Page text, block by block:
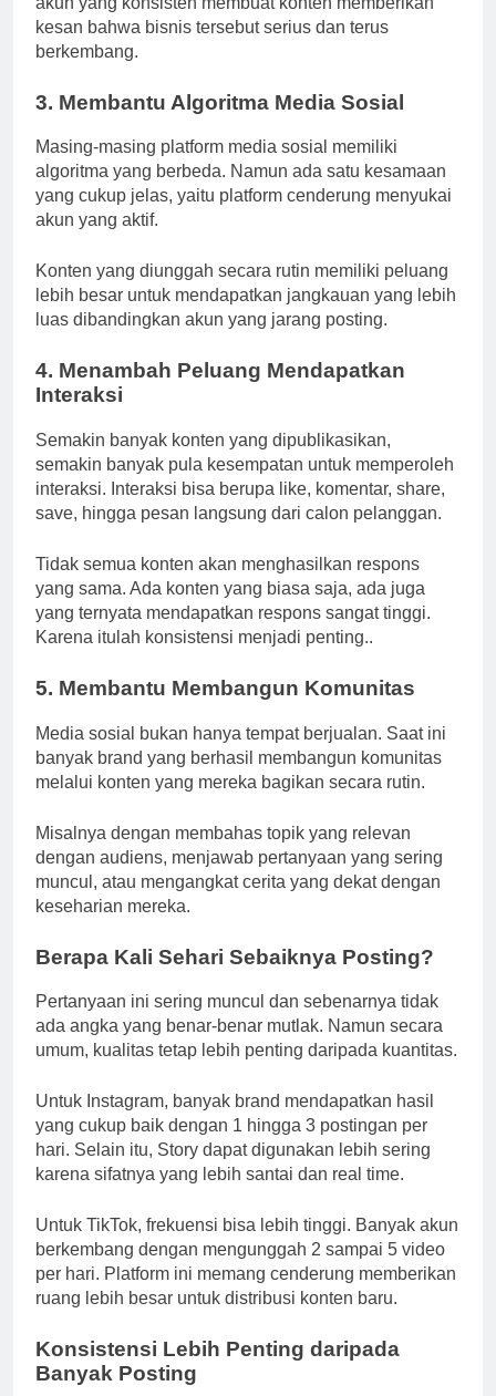
kesan bahwa bisnis tersebut serius dan terus
berkembang.
3. Membantu Algoritma Media Sosial
Masing-masing platform media sosial memiliki
algoritma yang berbeda. Namun ada satu kesamaan
yang cukup jelas, yaitu platform cenderung menyukai
akun yang aktif.
Konten yang diunggah secara rutin memiliki peluang
lebih besar untuk mendapatkan jangkauan yang lebih
luas dibandingkan akun yang jarang posting.
4. Menambah Peluang Mendapatkan
Interaksi
Semakin banyak konten yang dipublikasikan,
semakin banyak pula kesempatan untuk memperoleh
interaksi. Interaksi bisa berupa like, komentar, share,
save, hingga pesan langsung dari calon pelanggan.
Tidak semua konten akan menghasilkan respons
yang sama. Ada konten yang biasa saja, ada juga
yang ternyata mendapatkan respons sangat tinggi.
Karena itulah konsistensi menjadi penting..
5. Membantu Membangun Komunitas
Media sosial bukan hanya tempat berjualan. Saat ini
banyak brand yang berhasil membangun komunitas
melalui konten yang mereka bagikan secara rutin.
Misalnya dengan membahas topik yang relevan
dengan audiens, menjawab pertanyaan yang sering
muncul, atau mengangkat cerita yang dekat dengan
keseharian mereka.
Berapa Kali Sehari Sebaiknya Posting?
Pertanyaan ini sering muncul dan sebenarnya tidak
ada angka yang benar-benar mutlak. Namun secara
umum, kualitas tetap lebih penting daripada kuantitas.
Untuk Instagram, banyak brand mendapatkan hasil
yang cukup baik dengan 1 hingga 3 postingan per
hari. Selain itu, Story dapat digunakan lebih sering
karena sifatnya yang lebih santai dan real time.
Untuk TikTok, frekuensi bisa lebih tinggi. Banyak akun
berkembang dengan mengunggah 2 sampai 5 video
per hari. Platform ini memang cenderung memberikan
ruang lebih besar untuk distribusi konten baru.
Konsistensi Lebih Penting daripada
Banyak Posting